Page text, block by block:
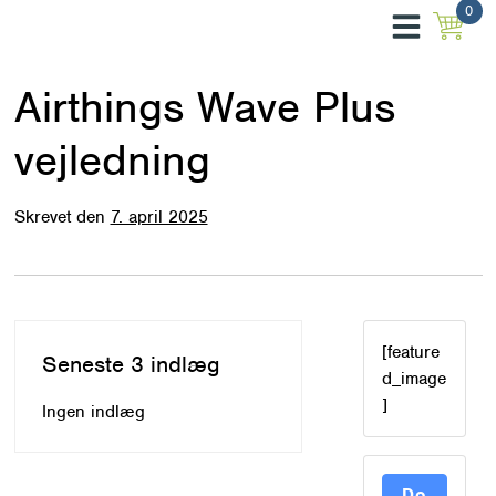
0
0
Airthings Wave Plus
vejledning
Skrevetden 7. april 2025
Seneste 3 indlæg
Ingen indlæg
[feature
d_image
]